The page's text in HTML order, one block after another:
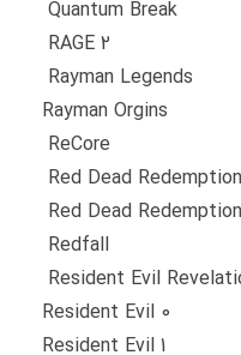
Quantum Break
RAGE 2
Rayman Legends
Rayman Orgins
ReCore
Red Dead
Red Dead
Redfall
Resident Evil
Resident Evil 0
Resident Evil 1